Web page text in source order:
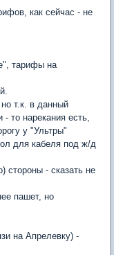
как сейчас - не
тарифы на
т.к. в данный
то нарекания есть,
у "Ультры"
для кабеля под ж/д
стороны - сказать не
пашет, но
на Апрелевку) -